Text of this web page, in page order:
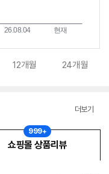
12개월 24개월
더보기
쇼핑몰 상품리뷰
999+